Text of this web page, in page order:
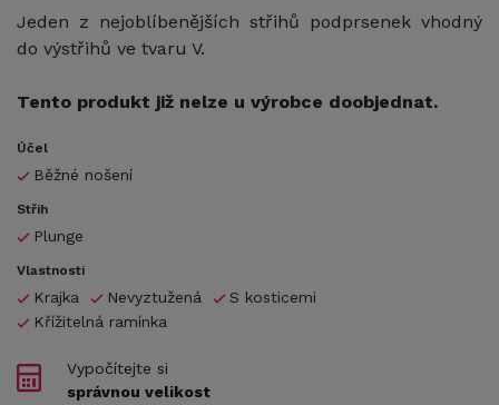
Jeden z nejoblíbenějších střihů podprsenek vhodný
do výstřihů ve tvaru V.
Tento produkt již nelze u výrobce doobjednat.
Účel
Běžné nošení
Střih
Plunge
Vlastnosti
Krajka Nevyztužená
S kosticemi
Křížitelná ramínka
Vypočítejte si
správnou velikost